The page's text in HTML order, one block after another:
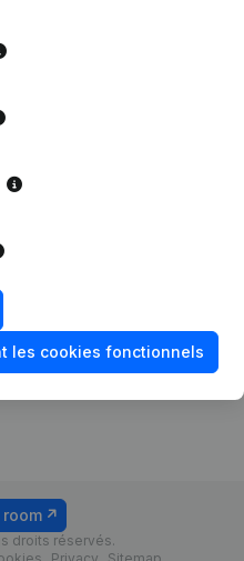
les cookies fonctionnels
Tarifs
droits réservés.